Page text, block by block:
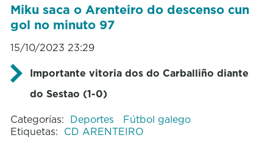
Miku saca o Arenteiro do descenso cun
gol no minuto 97
15/10/2023 23:29
Importante vitoria dos do Carballiño diante
do Sestao (1-0)
Categorías: Deportes
Fútbol galego
Etiquetas: CD ARENTEIRO